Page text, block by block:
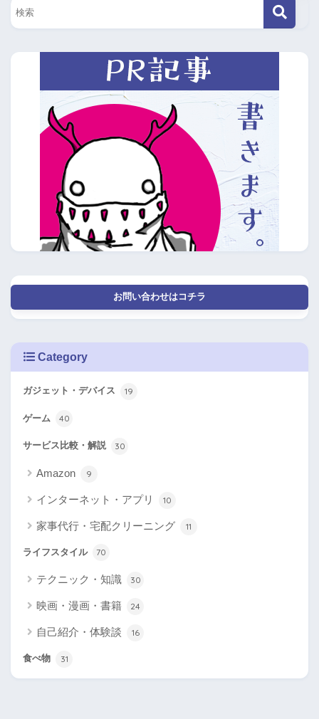
お問い合わせはコチラ
Category
ガジェット・デバイス 19
ゲーム 40
サービス比較・解説 30
Amazon 9
インターネット・アプリ 10
家事代行・宅配クリーニング 11
ライフスタイル 70
テクニック・知識 30
映画・漫画・書籍 24
自己紹介・体験談 16
食べ物 31